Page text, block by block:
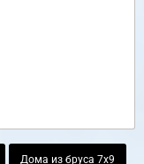
Дома из бруса 7х9